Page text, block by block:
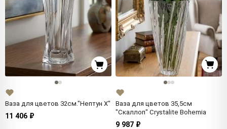
Ваза для цветов 32cм."Нептун Х"
11 406 ₽
Ваза для цветов 35,5cм
"Скаллоп" Crystalite Bohemia
9 987 ₽